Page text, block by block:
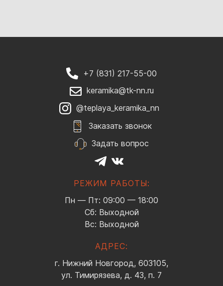
+7 (831) 217-55-00
keramika@tk-nn.ru
@teplaya_keramika_nn
Заказать звонок
Задать вопрос
РЕЖИМ РАБОТЫ:
Пн — Пт: 09:00 — 18:00
Сб: Выходной
Вс: Выходной
АДРЕС:
г. Нижний Новгород, 603105,
ул. Тимирязева, д. 43, п. 7